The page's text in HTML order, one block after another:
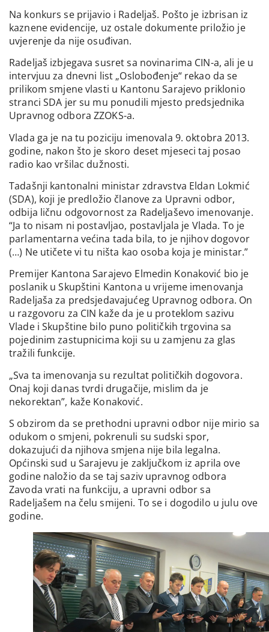
Na konkurs se prijavio i Radeljaš. Pošto je izbrisan iz
kaznene evidencije, uz ostale dokumente priložio je
uvjerenje da nije osuđivan.
Radeljaš izbjegava susret sa novinarima CIN-a, ali je u
intervjuu za dnevni list „Oslobođenje“ rekao da se
prilikom smjene vlasti u Kantonu Sarajevo priklonio
stranci SDA jer su mu ponudili mjesto predsjednika
Upravnog odbora ZZOKS-a.
Vlada ga je na tu poziciju imenovala 9. oktobra 2013.
godine, nakon što je skoro deset mjeseci taj posao
radio kao vršilac dužnosti.
Tadašnji kantonalni ministar zdravstva Eldan Lokmić
(SDA), koji je predložio članove za Upravni odbor,
odbija ličnu odgovornost za Radeljaševo imenovanje.
“Ja to nisam ni postavljao, postavljala je Vlada. To je
parlamentarna većina tada bila, to je njihov dogovor
(…) Ne utičete vi tu ništa kao osoba koja je ministar.”
Premijer Kantona Sarajevo Elmedin Konaković bio je
poslanik u Skupštini Kantona u vrijeme imenovanja
Radeljaša za predsjedavajućeg Upravnog odbora. On
u razgovoru za CIN kaže da je u proteklom sazivu
Vlade i Skupštine bilo puno političkih trgovina sa
pojedinim zastupnicima koji su u zamjenu za glas
tražili funkcije.
„Sva ta imenovanja su rezultat političkih dogovora.
Onaj koji danas tvrdi drugačije, mislim da je
nekorektan”, kaže Konaković.
S obzirom da se prethodni upravni odbor nije mirio sa
odukom o smjeni, pokrenuli su sudski spor,
dokazujući da njihova smjena nije bila legalna.
Općinski sud u Sarajevu je zaključkom iz aprila ove
godine naložio da se taj saziv upravnog odbora
Zavoda vrati na funkciju, a upravni odbor sa
Radeljašem na čelu smijeni. To se i dogodilo u julu ove
godine.